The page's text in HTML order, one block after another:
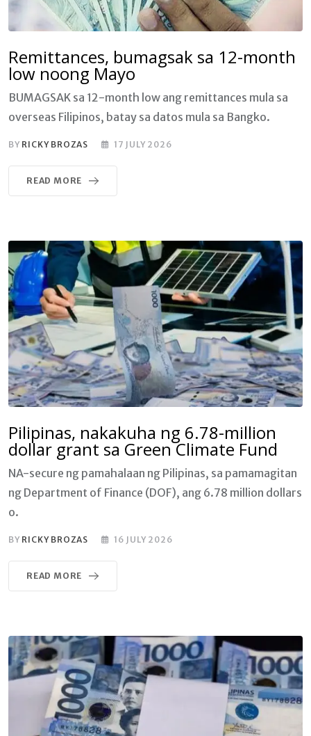
Remittances, bumagsak sa 12-month
low noong Mayo
BUMAGSAK sa 12-month low ang remittances mula sa
overseas Filipinos, batay sa datos mula sa Bangko.
BY RICKY BROZAS 17 JULY 2026
READ MORE
Pilipinas, nakakuha ng 6.78-million
dollar grant sa Green Climate Fund
NA-secure ng pamahalaan ng Pilipinas, sa pamamagitan
ng Department of Finance (DOF), ang 6.78 million dollars
o.
BY RICKY BROZAS 16 JULY 2026
READ MORE